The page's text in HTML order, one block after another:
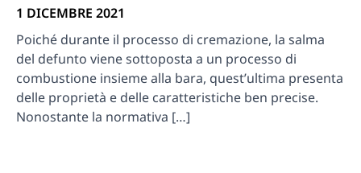
1 DICEMBRE 2021
Poiché durante il processo di cremazione, la salma
del defunto viene sottoposta a un processo di
combustione insieme alla bara, quest’ultima presenta
delle proprietà e delle caratteristiche ben precise.
Nonostante la normativa […]